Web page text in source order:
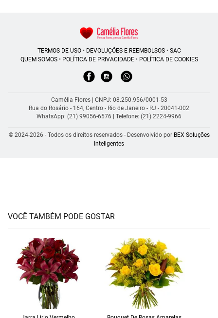
TERMOS DE USO• DEVOLUÇÕES E REEMBOLSOS• SAC
QUEM SOMOS• POLÍTICA DE PRIVACIDADE• POLÍTICA DE COOKIES
Camélia Flores | CNPJ: 08.250.956/0001-53
Rua do Rosário - 164, Centro - Rio de Janeiro - RJ - 20041-002
WhatsApp: (21) 99056-6576 | Telefone: (21) 2224-9966
© 2024-2026 - Todos os direitos reservados - Desenvolvido por BEX Soluções
Inteligentes
VOCÊ TAMBÉM PODE GOSTAR